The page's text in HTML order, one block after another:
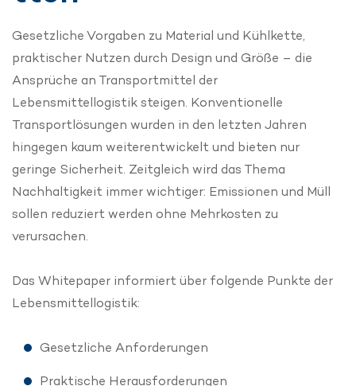
Gesetzliche Vorgaben zu Material und Kühlkette,
praktischer Nutzen durch Design und Größe – die
Ansprüche an Transportmittel der
Lebensmittellogistik steigen. Konventionelle
Transportlösungen wurden in den letzten Jahren
hingegen kaum weiterentwickelt und bieten nur
geringe Sicherheit. Zeitgleich wird das Thema
Nachhaltigkeit immer wichtiger: Emissionen und Müll
sollen reduziert werden ohne Mehrkosten zu
verursachen.
Das Whitepaper informiert über folgende Punkte der
Lebensmittellogistik:
Gesetzliche Anforderungen
Praktische Herausforderungen